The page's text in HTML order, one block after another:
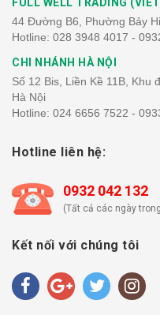
44 Đường B6, Phường Bảy
Hotline: 028 3948 4017 -
CHI NHÁNH HÀ NỘI
Số 12 Bis, Liền Kề 11B, Khu
Hà Nội
Hotline: 024 6656 7522 -
Hotline liên hệ:
0932 042 132
(Tất cả các ngày
Kết nối với chúng tôi